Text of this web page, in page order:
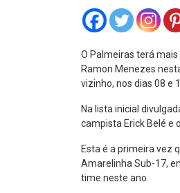
O Palmeiras terá
Ramon Menezes
vizinho, nos dias 08 e
Na lista inicial
campista Erick Belé e
Esta é a primeira vez
Amarelinha Sub-17,
time neste ano.
PLANO PRATA
R$46,04